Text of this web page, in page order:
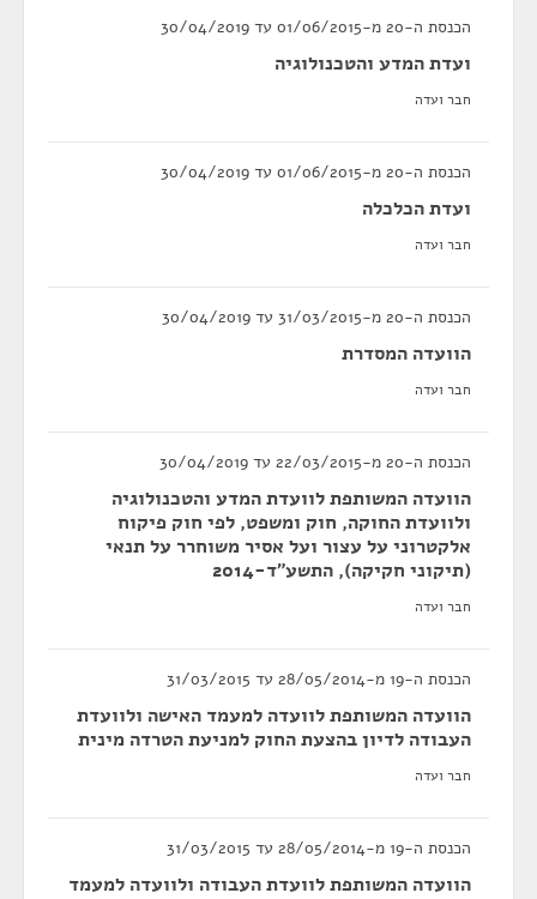
הכנסת ה-20 מ-01/06/2015 עד 30/04/2019
ועדת המדע והטכנולוגיה
חבר ועדה
הכנסת ה-20 מ-01/06/2015 עד 30/04/2019
ועדת הכלכלה
חבר ועדה
הכנסת ה-20 מ-31/03/2015 עד 30/04/2019
הוועדה המסדרת
חבר ועדה
הכנסת ה-20 מ-22/03/2015 עד 30/04/2019
הוועדה המשותפת לוועדת המדע והטכנולוגיה
ולוועדת החוקה, חוק ומשפט, לפי חוק פיקוח
אלקטרוני על עצור ועל אסיר משוחרר על תנאי
(תיקוני חקיקה), התשע"ד-2014
חבר ועדה
הכנסת ה-19 מ-28/05/2014 עד 31/03/2015
הוועדה המשותפת לוועדה למעמד האישה ולוועדת
העבודה לדיון בהצעת החוק למניעת הטרדה מינית
חבר ועדה
הכנסת ה-19 מ-28/05/2014 עד 31/03/2015
הוועדה המשותפת לוועדת העבודה ולוועדה למעמד